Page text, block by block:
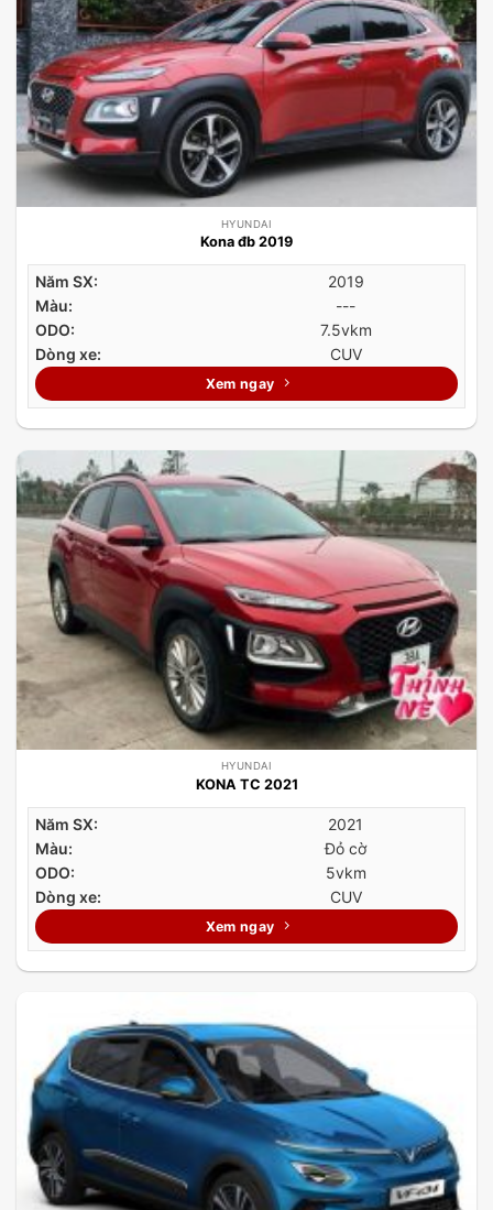
HYUNDAI
Kona đb 2019
Năm SX:
2019
Màu:
---
ODO:
7.5vkm
Dòng xe:
CUV
Xem ngay
HYUNDAI
KONA TC 2021
Năm SX:
2021
Màu:
Đỏ cờ
ODO:
5vkm
Dòng xe:
CUV
Xem ngay